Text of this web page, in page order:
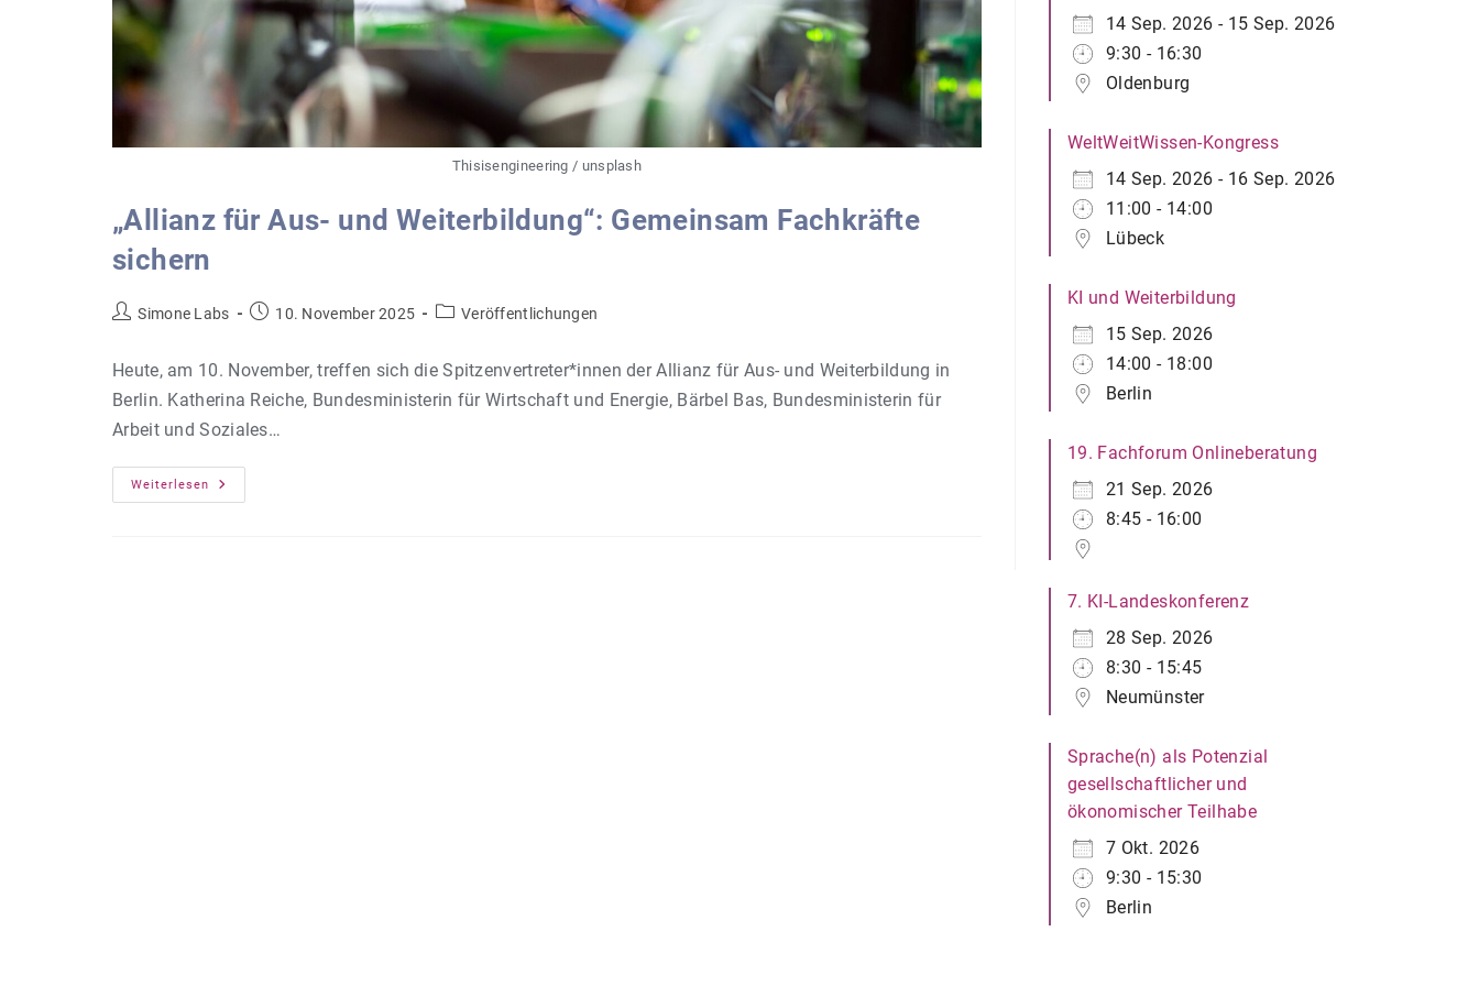
Thisisengineering / unsplash
„Allianz für Aus- und Weiterbildung“: Gemeinsam Fachkräfte
sichern
Beitrags-
Simone Labs
Beitrag10. November 2025
Beitrags-
Veröffentlichungen
Heute, am 10. November, treffen sich die Spitzenvertreter*innen der Allianz für Aus- und Weiterbildung in
Berlin. Katherina Reiche, Bundesministerin für Wirtschaft und Energie, Bärbel Bas, Bundesministerin für
Arbeit und Soziales…
Weiterlesen
„Allianz
Für
14 Sep. 2026 - 15 Sep. 2026
9:30 - 16:30
Oldenburg
WeltWeitWissen-Kongress
14 Sep. 2026 - 16 Sep. 2026
11:00 - 14:00
Lübeck
KI und Weiterbildung
15 Sep. 2026
14:00 - 18:00
Berlin
19. Fachforum Onlineberatung
21 Sep. 2026
8:45 - 16:00
7. KI-Landeskonferenz
28 Sep. 2026
8:30 - 15:45
Neumünster
Sprache(n) als Potenzial
gesellschaftlicher und
ökonomischer Teilhabe
7 Okt. 2026
9:30 - 15:30
Berlin